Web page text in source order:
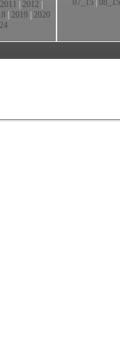
2011 2012
2019 2020
07_15 08_15